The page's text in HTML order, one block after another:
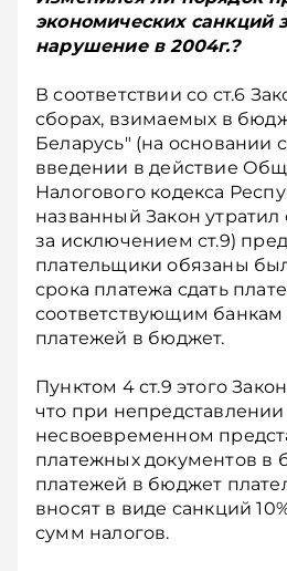
экономических санкций
нарушение в 2004г.?
В соответствии со ст.6
сборах, взимаемых в
Беларусь" (на основании
введении в действие
Налогового кодекса
названный Закон утратил
за исключением ст.9)
плательщики обязаны
срока платежа сдать
соответствующим
платежей в бюджет.
Пунктом 4 ст.9 этого
что при
несвоевременном
платежных документов в
платежей в бюджет
вносят в виде санкций
сумм налогов.